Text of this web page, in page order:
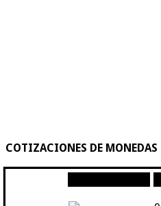
COTIZACIONES DE MONEDAS